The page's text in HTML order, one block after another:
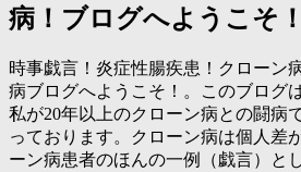
病！ブログへようこそ！
時事戯言！炎症性腸疾患！クローン
病ブログへようこそ！。このブログ
私が20年以上のクローン病との闘病
っております。クローン病は個人差
ーン病患者のほんの一例（戯言）と